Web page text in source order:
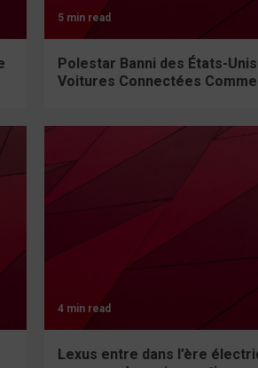
5 min read
Polestar Banni des États-
Voitures Connectées
4 min read
Lexus entre dans l’ère